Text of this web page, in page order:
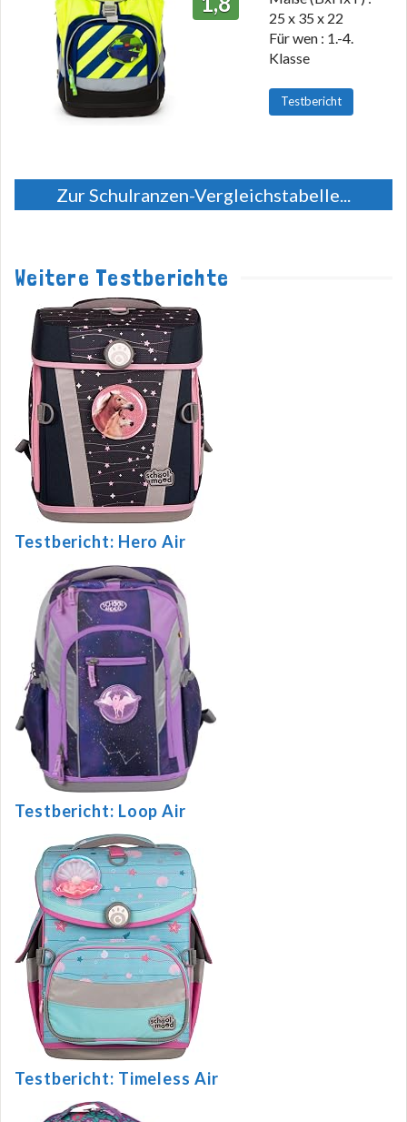
25 x 35 x 22
Für wen : 1.-4.
Klasse
Testbericht
Zur Schulranzen-Vergleichstabelle...
Weitere Testberichte
Testbericht: Hero Air
Testbericht: Loop Air
Testbericht: Timeless Air